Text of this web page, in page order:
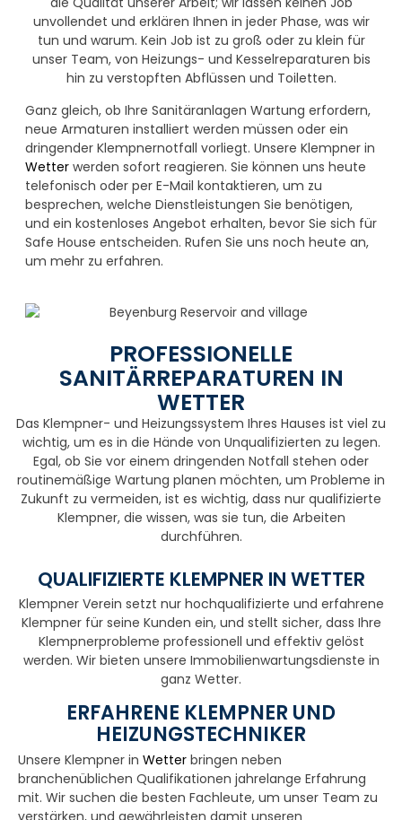
unvollendet und erklären Ihnen in jeder Phase, was wir
tun und warum. Kein Job ist zu groß oder zu klein für
unser Team, von Heizungs- und Kesselreparaturen bis
hin zu verstopften Abflüssen und Toiletten.
Ganz gleich, ob Ihre Sanitäranlagen Wartung erfordern,
neue Armaturen installiert werden müssen oder ein
dringender Klempnernotfall vorliegt. Unsere Klempner in
Wetter werden sofort reagieren. Sie können uns heute
telefonisch oder per E-Mail kontaktieren, um zu
besprechen, welche Dienstleistungen Sie benötigen,
und ein kostenloses Angebot erhalten, bevor Sie sich für
Safe House entscheiden. Rufen Sie uns noch heute an,
um mehr zu erfahren.
PROFESSIONELLE
SANITÄRREPARATUREN IN
WETTER
Das Klempner- und Heizungssystem Ihres Hauses ist viel zu
wichtig, um es in die Hände von Unqualifizierten zu legen.
Egal, ob Sie vor einem dringenden Notfall stehen oder
routinemäßige Wartung planen möchten, um Probleme in
Zukunft zu vermeiden, ist es wichtig, dass nur qualifizierte
Klempner, die wissen, was sie tun, die Arbeiten
durchführen.
QUALIFIZIERTE KLEMPNER IN WETTER
Klempner Verein setzt nur hochqualifizierte und erfahrene
Klempner für seine Kunden ein, und stellt sicher, dass Ihre
Klempnerprobleme professionell und effektiv gelöst
werden. Wir bieten unsere Immobilienwartungsdienste in
ganz Wetter.
ERFAHRENE KLEMPNER UND
HEIZUNGSTECHNIKER
Unsere Klempner in Wetter bringen neben
branchenüblichen Qualifikationen jahrelange Erfahrung
mit. Wir suchen die besten Fachleute, um unser Team zu